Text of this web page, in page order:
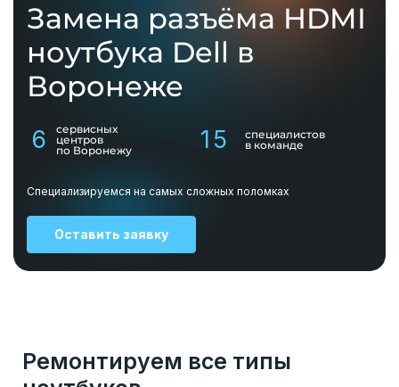
Замена разъёма HDMI
ноутбука Dell в
Воронеже
6
сервисных
центров
по Воронежу
15
специалистов
в команде
Специализируемся на самых сложных поломках
Оставить заявку
Ремонтируем все типы